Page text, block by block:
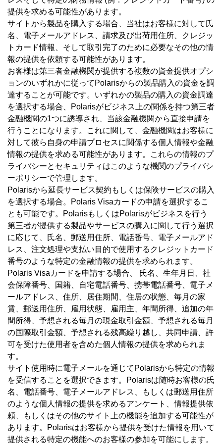
提供を求める可能性があります。
サイトから製品を購入する場合、当社はお客様に対して氏
名、電子メールアドレス、請求及び出荷用住所、クレジッ
トカード情報、そして取引完了のために必要なその他の情
報の提供を依頼する可能性があります。
お客様は第三者金融機関が提供する複数の資金提供オプシ
ョンのいずれかに従ってPolarisからの製品購入の資金を調
達することが可能です。いずれかの製品の購入の資金調達
を選択する場合、Polarisがビジネス上の関係を持つ第三者
金融機関の1つに誘導され、当該金融機関から直接申請を
行うことになります。これに関して、金融機関はお客様に
対して彼ら自身の申請プロセスに関係する個人情報や金融
情報の提供を求める可能性があります。これらの情報のプ
ライバシーとセキュリティはこのような機関のプライバシ
ーポリシーで管理します。
Polarisから延長サービス契約もしくは保険サービスの購入
を選択する場合。Polaris Visaカードの申請を選択するこ
とも可能です。PolarisもしくはPolarisがビジネスを行う
第三者が提供する製品やサービスの購入に関して行う選択
に応じて、氏名、郵送用住所、電話番号、電子メールアド
レス、注文処理や支払い目的で使用するクレジットカード
番号のような特定の金融情報の提供を求められます。
Polaris Visaカードを申請する場合、 氏名、生年月日、社
会保障番号、国籍、自宅電話番号、携帯電話番号、電子メ
ールアドレス、住所、居住期間、住居の状態、毎月の家
賃、郵送用住所、雇用状態、雇用主、年間所得、追加の年
間所得、予想される毎月の現金取引金額、予想される毎月
の国際取引金額、予想される残高繰り越し、共同申請、許
可を受けた使用者を含めた個人情報の提供を求められま
す。
サイト使用時に電子メールを通じてPolarisから特定の情報
を受信することを選択できます。Polarisは随時お客様の氏
名、電話番号、電子メールアドレス、もしくは郵送用住所
のような個人情報の提供を求めるアンケート、情報提供依
頼、もしくはその他のサイト上の機能を追加する可能性が
あります。Polarisはお客様から提供を受けた情報を用いて
提供される特定の機能へのお客様の参加を可能にします。